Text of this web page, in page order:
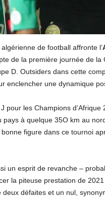
de football affronte l’
de la première journée de la
D. Outsiders dans cette
enclencher une dynamique
J pour les Champions
pays à quelque 35O km au
figure dans ce tournoi
un esprit de revanche –
la piteuse prestation de
deux défaites et un nul,